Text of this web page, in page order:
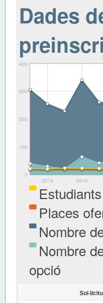
Dades
2014 2016
0
100
200
300
400
Places
Nombre
Nombre
opció